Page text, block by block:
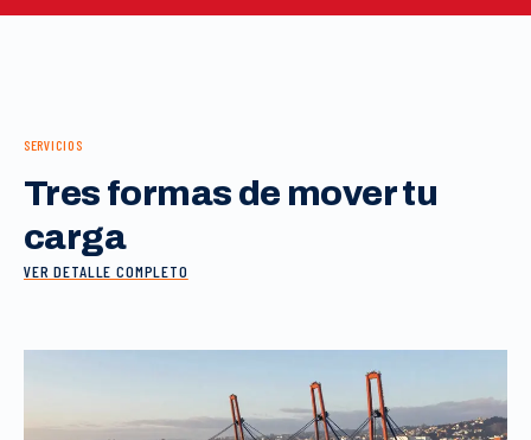
SERVICIOS
Tres formas de mover tu
carga
VER DETALLE COMPLETO